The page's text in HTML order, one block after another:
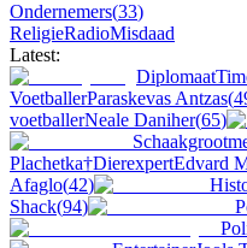
Ondernemers(33)
ReligieRadioMisdaad
Latest:
Diplomaat
VoetballerParaskevas Antzas(
voetballerNeale Daniher(65)
Plachetka†DierexpertEdvard
Afaglo(42)
Shack(94)